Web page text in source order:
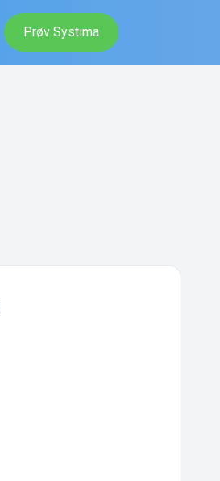
Prøv Systima